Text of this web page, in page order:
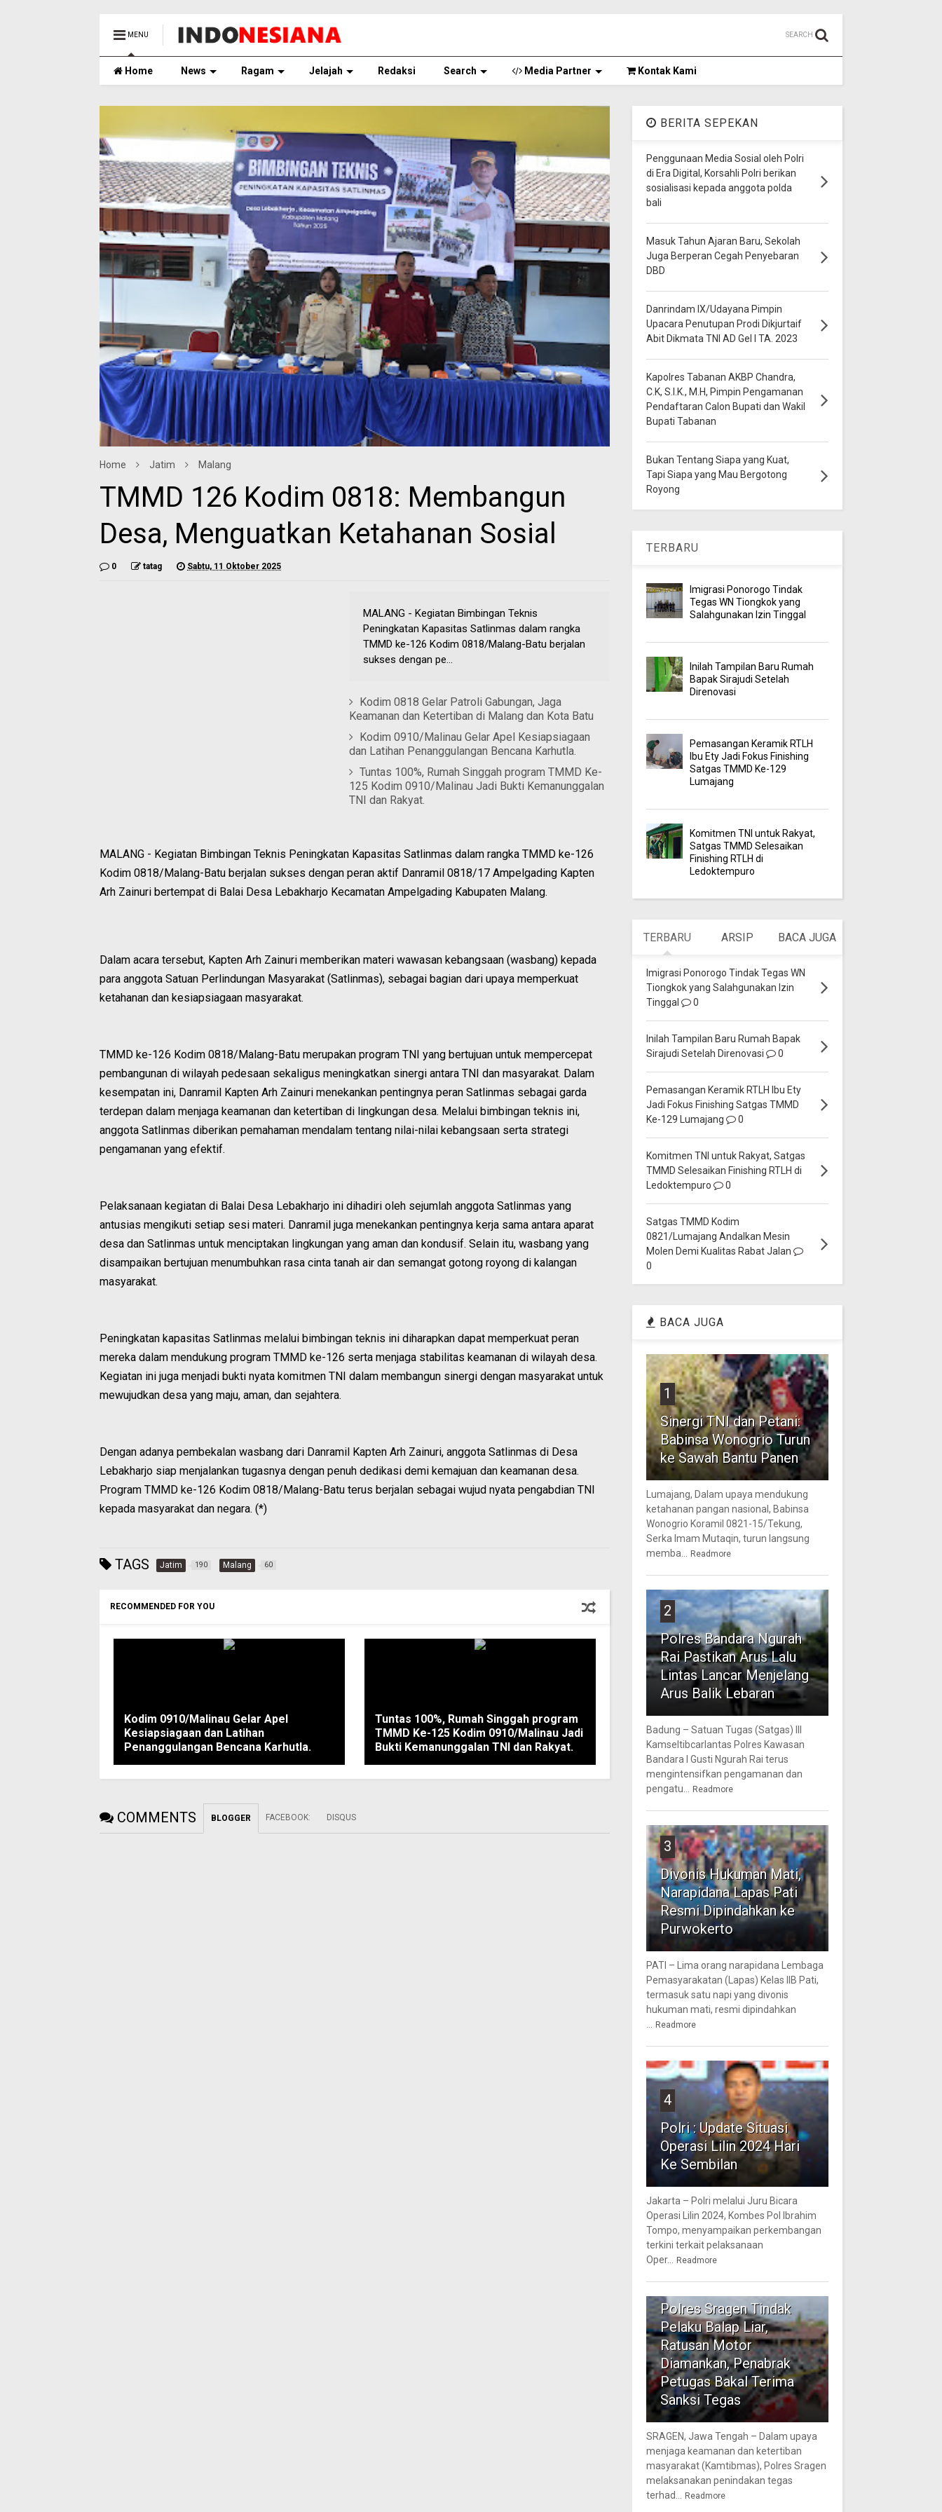
MENU SEARCH
Home News Ragam Jelajah Redaksi Search Media Partner Kontak Kami
Home Jatim Malang
TMMD 126 Kodim 0818: Membangun
Desa, Menguatkan Ketahanan Sosial
0 tatag Sabtu, 11 Oktober 2025
MALANG - Kegiatan Bimbingan Teknis
Peningkatan Kapasitas Satlinmas dalam rangka
TMMD ke-126 Kodim 0818/Malang-Batu berjalan
sukses dengan pe...
Kodim 0818 Gelar Patroli Gabungan, Jaga
Keamanan dan Ketertiban di Malang dan Kota Batu
Kodim 0910/Malinau Gelar Apel Kesiapsiagaan
dan Latihan Penanggulangan Bencana Karhutla.
Tuntas 100%, Rumah Singgah program TMMD Ke-
125 Kodim 0910/Malinau Jadi Bukti Kemanunggalan
TNI dan Rakyat.
MALANG - Kegiatan Bimbingan Teknis Peningkatan Kapasitas Satlinmas dalam rangka TMMD ke-126
Kodim 0818/Malang-Batu berjalan sukses dengan peran aktif Danramil 0818/17 Ampelgading Kapten
Arh Zainuri bertempat di Balai Desa Lebakharjo Kecamatan Ampelgading Kabupaten Malang.
Dalam acara tersebut, Kapten Arh Zainuri memberikan materi wawasan kebangsaan (wasbang) kepada
para anggota Satuan Perlindungan Masyarakat (Satlinmas), sebagai bagian dari upaya memperkuat
ketahanan dan kesiapsiagaan masyarakat.
TMMD ke-126 Kodim 0818/Malang-Batu merupakan program TNI yang bertujuan untuk mempercepat
pembangunan di wilayah pedesaan sekaligus meningkatkan sinergi antara TNI dan masyarakat. Dalam
kesempatan ini, Danramil Kapten Arh Zainuri menekankan pentingnya peran Satlinmas sebagai garda
terdepan dalam menjaga keamanan dan ketertiban di lingkungan desa. Melalui bimbingan teknis ini,
anggota Satlinmas diberikan pemahaman mendalam tentang nilai-nilai kebangsaan serta strategi
pengamanan yang efektif.
Pelaksanaan kegiatan di Balai Desa Lebakharjo ini dihadiri oleh sejumlah anggota Satlinmas yang
antusias mengikuti setiap sesi materi. Danramil juga menekankan pentingnya kerja sama antara aparat
desa dan Satlinmas untuk menciptakan lingkungan yang aman dan kondusif. Selain itu, wasbang yang
disampaikan bertujuan menumbuhkan rasa cinta tanah air dan semangat gotong royong di kalangan
masyarakat.
Peningkatan kapasitas Satlinmas melalui bimbingan teknis ini diharapkan dapat memperkuat peran
mereka dalam mendukung program TMMD ke-126 serta menjaga stabilitas keamanan di wilayah desa.
Kegiatan ini juga menjadi bukti nyata komitmen TNI dalam membangun sinergi dengan masyarakat untuk
mewujudkan desa yang maju, aman, dan sejahtera.
Dengan adanya pembekalan wasbang dari Danramil Kapten Arh Zainuri, anggota Satlinmas di Desa
Lebakharjo siap menjalankan tugasnya dengan penuh dedikasi demi kemajuan dan keamanan desa.
Program TMMD ke-126 Kodim 0818/Malang-Batu terus berjalan sebagai wujud nyata pengabdian TNI
kepada masyarakat dan negara. (*)
TAGS Jatim 190 Malang 60
RECOMMENDED FOR YOU
Kodim 0910/Malinau Gelar Apel
Kesiapsiagaan dan Latihan
Penanggulangan Bencana Karhutla.
Tuntas 100%, Rumah Singgah program
TMMD Ke-125 Kodim 0910/Malinau Jadi
Bukti Kemanunggalan TNI dan Rakyat.
COMMENTS BLOGGER FACEBOOK: DISQUS
BERITA SEPEKAN
Penggunaan Media Sosial oleh Polri
di Era Digital, Korsahli Polri berikan
sosialisasi kepada anggota polda
bali
Masuk Tahun Ajaran Baru, Sekolah
Juga Berperan Cegah Penyebaran
DBD
Danrindam IX/Udayana Pimpin
Upacara Penutupan Prodi Dikjurtaif
Abit Dikmata TNI AD Gel I TA. 2023
Kapolres Tabanan AKBP Chandra,
C.K, S.I.K., M.H, Pimpin Pengamanan
Pendaftaran Calon Bupati dan Wakil
Bupati Tabanan
Bukan Tentang Siapa yang Kuat,
Tapi Siapa yang Mau Bergotong
Royong
TERBARU
Imigrasi Ponorogo Tindak
Tegas WN Tiongkok yang
Salahgunakan Izin Tinggal
Inilah Tampilan Baru Rumah
Bapak Sirajudi Setelah
Direnovasi
Pemasangan Keramik RTLH
Ibu Ety Jadi Fokus Finishing
Satgas TMMD Ke-129
Lumajang
Komitmen TNI untuk Rakyat,
Satgas TMMD Selesaikan
Finishing RTLH di
Ledoktempuro
TERBARU ARSIP BACA JUGA
Imigrasi Ponorogo Tindak Tegas WN
Tiongkok yang Salahgunakan Izin
Tinggal
0
Inilah Tampilan Baru Rumah Bapak
Sirajudi Setelah Direnovasi
0
Pemasangan Keramik RTLH Ibu Ety
Jadi Fokus Finishing Satgas TMMD
Ke-129 Lumajang
0
Komitmen TNI untuk Rakyat, Satgas
TMMD Selesaikan Finishing RTLH di
Ledoktempuro
0
Satgas TMMD Kodim
0821/Lumajang Andalkan Mesin
Molen Demi Kualitas Rabat Jalan
0
BACA JUGA
1
Sinergi TNI dan Petani:
Babinsa Wonogrio Turun
ke Sawah Bantu Panen
Lumajang, Dalam upaya mendukung
ketahanan pangan nasional, Babinsa
Wonogrio Koramil 0821-15/Tekung,
Serka Imam Mutaqin, turun langsung
memba... Readmore
2
Polres Bandara Ngurah
Rai Pastikan Arus Lalu
Lintas Lancar Menjelang
Arus Balik Lebaran
Badung – Satuan Tugas (Satgas) III
Kamseltibcarlantas Polres Kawasan
Bandara I Gusti Ngurah Rai terus
mengintensifkan pengamanan dan
pengatu... Readmore
3
Divonis Hukuman Mati,
Narapidana Lapas Pati
Resmi Dipindahkan ke
Purwokerto
PATI – Lima orang narapidana Lembaga
Pemasyarakatan (Lapas) Kelas IIB Pati,
termasuk satu napi yang divonis
hukuman mati, resmi dipindahkan
... Readmore
4
Polri : Update Situasi
Operasi Lilin 2024 Hari
Ke Sembilan
Jakarta – Polri melalui Juru Bicara
Operasi Lilin 2024, Kombes Pol Ibrahim
Tompo, menyampaikan perkembangan
terkini terkait pelaksanaan
Oper... Readmore
5
Polres Sragen Tindak
Pelaku Balap Liar,
Ratusan Motor
Diamankan, Penabrak
Petugas Bakal Terima
Sanksi Tegas
SRAGEN, Jawa Tengah – Dalam upaya
menjaga keamanan dan ketertiban
masyarakat (Kamtibmas), Polres Sragen
melaksanakan penindakan tegas
terhad... Readmore